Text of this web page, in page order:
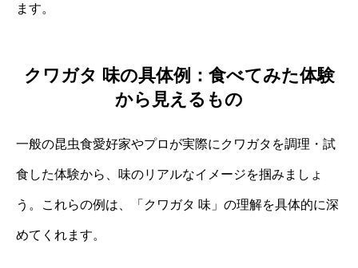
ます。
クワガタ 味の具体例：食べてみた体験
から見えるもの
一般の昆虫食愛好家やプロが実際にクワガタを調理・試
食した体験から、味のリアルなイメージを掴みましょ
う。これらの例は、「クワガタ 味」の理解を具体的に深
めてくれます。